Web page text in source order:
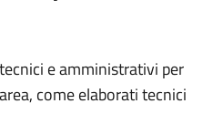
e amministrativi per
come elaborati tecnici